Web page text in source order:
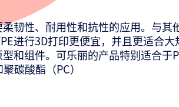
韧性、耐用性和抗性的应用。与其
进行3D打印更便宜，并且更适合大
和组件。可乐丽的产品特别适合于
碳酸酯（PC）